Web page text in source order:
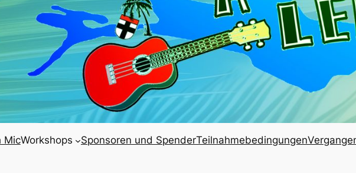
MicWorkshops Sponsoren und SpenderTeilnahmebedingungen